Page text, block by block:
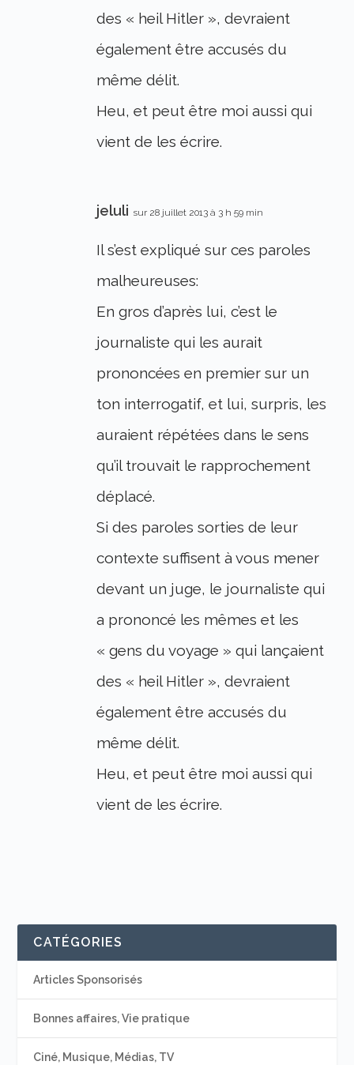
des « heil Hitler », devraient
également être accusés du
même délit.
Heu, et peut être moi aussi qui
vient de les écrire.
jeluli sur 28 juillet 2013 à 3 h 59 min
Il s’est expliqué sur ces paroles
malheureuses:
En gros d’après lui, c’est le
journaliste qui les aurait
prononcées en premier sur un
ton interrogatif, et lui, surpris, les
auraient répétées dans le sens
qu’il trouvait le rapprochement
déplacé.
Si des paroles sorties de leur
contexte suffisent à vous mener
devant un juge, le journaliste qui
a prononcé les mêmes et les
« gens du voyage » qui lançaient
des « heil Hitler », devraient
également être accusés du
même délit.
Heu, et peut être moi aussi qui
vient de les écrire.
CATÉGORIES
Articles Sponsorisés
Bonnes affaires, Vie pratique
Ciné, Musique, Médias, TV